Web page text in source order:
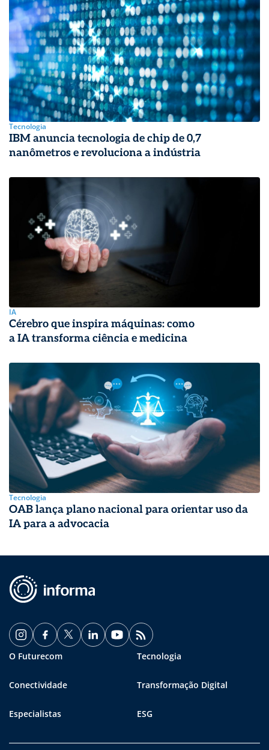
Tecnologia
IBM anuncia tecnologia de chip de 0,7
nanômetros e revoluciona a indústria
IA
Cérebro que inspira máquinas: como
a IA transforma ciência e medicina
Tecnologia
OAB lança plano nacional para orientar uso da
IA para a advocacia
O Futurecom Tecnologia
Conectividade Transformação Digital
Especialistas ESG